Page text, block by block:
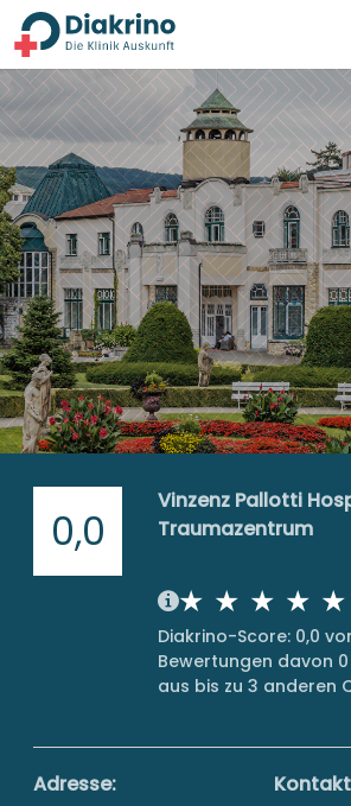
0,0
Vinzenz Pallotti
Traumazentrum
Diakrino-Score: 0,0
Bewertungen davon
aus bis zu 3 anderen
Adresse: